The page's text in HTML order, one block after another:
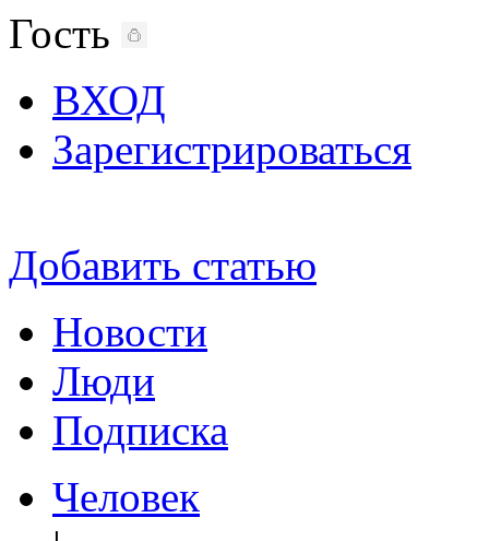
Гость
ВХОД
Зарегистрироваться
Добавить статью
Новости
Люди
Подписка
Человек